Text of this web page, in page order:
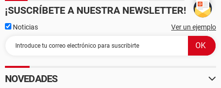
¡SUSCRÍBETE A NUESTRA NEWSLETTER!
Noticias Ver un ejemplo
NOVEDADES